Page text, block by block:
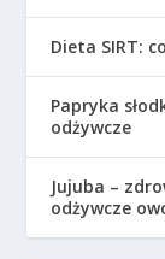
Dieta SIRT:
Papryka
odżywcze
Jujuba –
odżywcze